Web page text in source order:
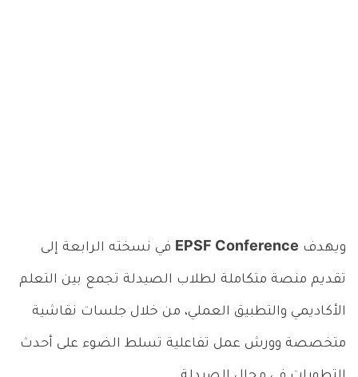
ويهدف EPSF Conference في نسخته الرابعة إلى
تقديم منصة متكاملة لطلاب الصيدلة تجمع بين التعلم
الأكاديمي والتطبيق العملي، من خلال جلسات نقاشية
متخصصة وورش عمل تفاعلية تسلط الضوء على أحدث